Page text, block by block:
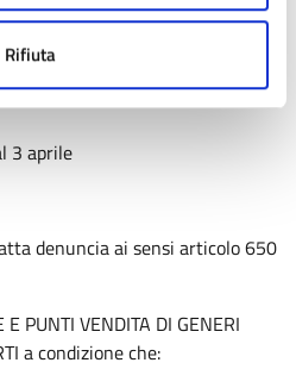
Rifiuta
3 aprile
denuncia ai sensi articolo 650
PUNTI VENDITA DI GENERI
a condizione che: